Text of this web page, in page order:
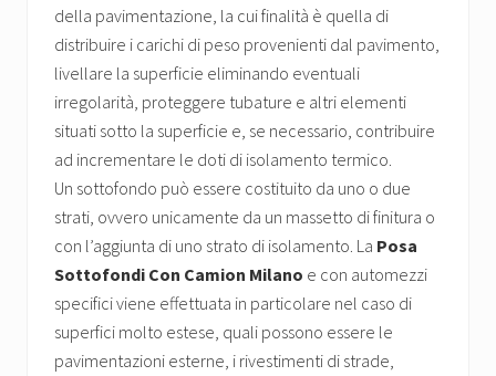
della pavimentazione, la cui finalità è quella di
distribuire i carichi di peso provenienti dal pavimento,
livellare la superficie eliminando eventuali
irregolarità, proteggere tubature e altri elementi
situati sotto la superficie e, se necessario, contribuire
ad incrementare le doti di isolamento termico.
Un sottofondo può essere costituito da uno o due
strati, ovvero unicamente da un massetto di finitura o
con l’aggiunta di uno strato di isolamento. La Posa
Sottofondi Con Camion Milano e con automezzi
specifici viene effettuata in particolare nel caso di
superfici molto estese, quali possono essere le
pavimentazioni esterne, i rivestimenti di strade,